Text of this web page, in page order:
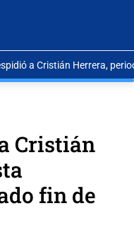
a Cristián Herrera,
Cristián
fin de